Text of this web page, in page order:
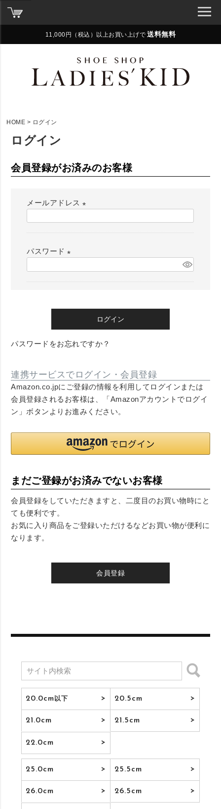
11,000円（税込）以上お買い上げで 送料無料
HOME ログイン
ログイン
会員登録がお済みのお客様
メールアドレス
必
)
パスワード
必
ログイン
パスワードをお忘れですか？
連携サービスでログイン・会員登録
Amazon.co.jpにご登録の情報を利用してログインまたは
会員登録されるお客様は、「Amazonアカウントでログイ
ン」ボタンよりお進みください。
まだご登録がお済みでないお客様
会員登録をしていただきますと、二度目のお買い物時にと
ても便利です。
お気に入り商品をご登録いただけるなどお買い物が便利に
なります。
会員登録
20.0cm以下 20.5cm
21.0cm 21.5cm
22.0cm
25.0cm 25.5cm
26.0cm 26.5cm